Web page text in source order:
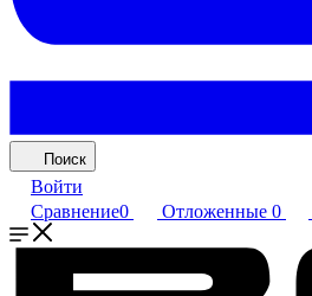
Поиск
Войти
Сравнение0 Отложенные 0